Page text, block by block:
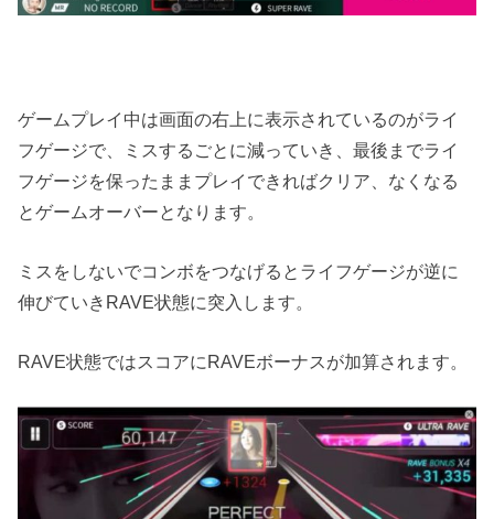
ゲームプレイ中は画面の右上に表示されているのがライ
フゲージで、ミスするごとに減っていき、最後までライ
フゲージを保ったままプレイできればクリア、なくなる
とゲームオーバーとなります。
ミスをしないでコンボをつなげるとライフゲージが逆に
伸びていきRAVE状態に突入します。
RAVE状態ではスコアにRAVEボーナスが加算されます。